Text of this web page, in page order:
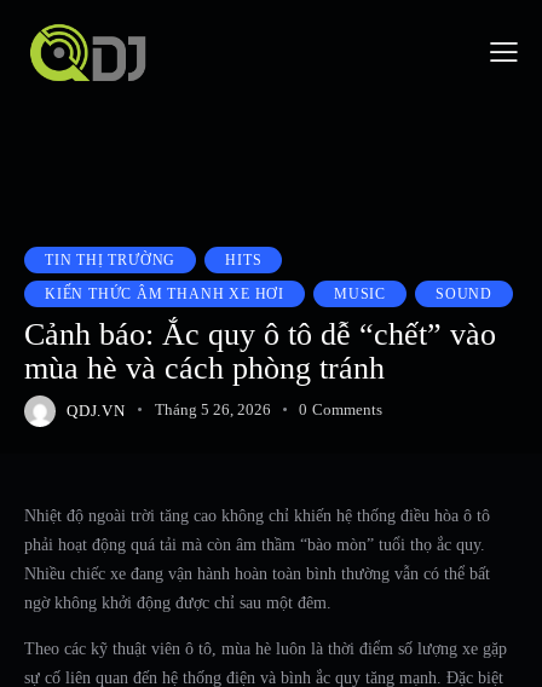
TIN THỊ TRƯỜNG
HITS
KIẾN THỨC ÂM THANH XE HƠI
MUSIC SOUND
Cảnh báo: Ắc quy ô tô dễ “chết” vào
mùa hè và cách phòng tránh
QDJ.VN Tháng 5 26, 2026 0 Comments
Nhiệt độ ngoài trời tăng cao không chỉ khiến hệ thống điều hòa ô tô
phải hoạt động quá tải mà còn âm thầm “bào mòn” tuổi thọ ắc quy.
Nhiều chiếc xe đang vận hành hoàn toàn bình thường vẫn có thể bất
ngờ không khởi động được chỉ sau một đêm.
Theo các kỹ thuật viên ô tô, mùa hè luôn là thời điểm số lượng xe gặp
sự cố liên quan đến hệ thống điện và bình ắc quy tăng mạnh. Đặc biệt